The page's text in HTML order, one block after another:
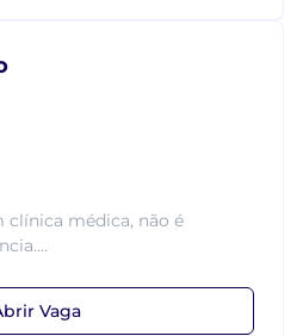
clínica médica, não é
Vaga